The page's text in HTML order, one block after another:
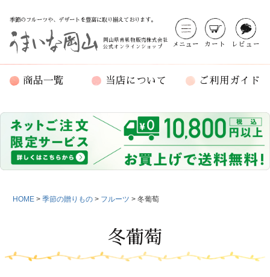
季節のフルーツや、デザートを豊富に取り揃えております。
岡山県青果物販売株式会社
公式オンラインショップ
メニュー カート レビュー
商品一覧 当店について ご利用ガイド
HOME 季節の贈りもの フルーツ 冬葡萄
冬葡萄